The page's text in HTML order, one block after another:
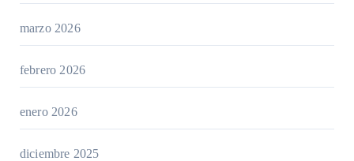
marzo 2026
febrero 2026
enero 2026
diciembre 2025